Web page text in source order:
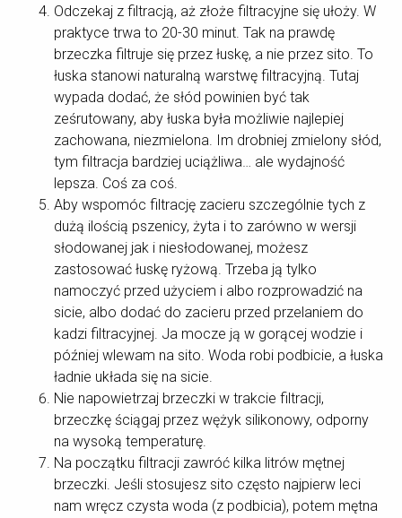
Odczekaj z filtracją, aż złoże filtracyjne się ułoży. W
praktyce trwa to 20-30 minut. Tak na prawdę
brzeczka filtruje się przez łuskę, a nie przez sito. To
łuska stanowi naturalną warstwę filtracyjną. Tutaj
wypada dodać, że słód powinien być tak
ześrutowany, aby łuska była możliwie najlepiej
zachowana, niezmielona. Im drobniej zmielony słód,
tym filtracja bardziej uciążliwa… ale wydajność
lepsza. Coś za coś.
Aby wspomóc filtrację zacieru szczególnie tych z
dużą ilością pszenicy, żyta i to zarówno w wersji
słodowanej jak i niesłodowanej, możesz
zastosować łuskę ryżową. Trzeba ją tylko
namoczyć przed użyciem i albo rozprowadzić na
sicie, albo dodać do zacieru przed przelaniem do
kadzi filtracyjnej. Ja mocze ją w gorącej wodzie i
później wlewam na sito. Woda robi podbicie, a łuska
ładnie układa się na sicie.
Nie napowietrzaj brzeczki w trakcie filtracji,
brzeczkę ściągaj przez wężyk silikonowy, odporny
na wysoką temperaturę.
Na początku filtracji zawróć kilka litrów mętnej
brzeczki. Jeśli stosujesz sito często najpierw leci
nam wręcz czysta woda (z podbicia), potem mętna